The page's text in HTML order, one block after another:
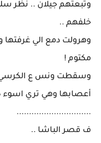
وتبعتهم جيلان .. نظر
خلفهم ..
وهرولت دمع الي
مكتوم !
وسقطت ونس ع الكرسي
أعصابها وهي تري اسوء
..............................
ف قصر الباشا ..